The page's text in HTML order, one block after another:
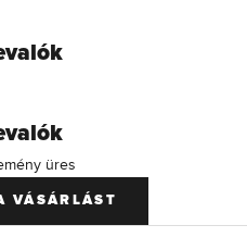
üres
VÁSÁRLÁST